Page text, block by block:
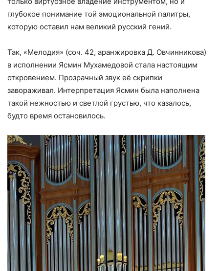
глубокое понимание той эмоциональной палитры,
которую оставил нам великий русский гений.
Так, «Мелодия» (соч. 42, аранжировка Д. Овчинникова)
в исполнении Ясмин Мухамедовой стала настоящим
откровением. Прозрачный звук её скрипки
завораживал. Интерпретация Ясмин была наполнена
такой нежностью и светлой грустью, что казалось,
будто время остановилось.